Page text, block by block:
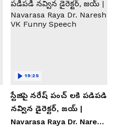
స్టేజిపై నరేష్ పంచ్ లకి పడిపడి
నవ్విన డైరెక్టర్, జయ్ |
Navarasa Raya Dr. Naresh
19:25